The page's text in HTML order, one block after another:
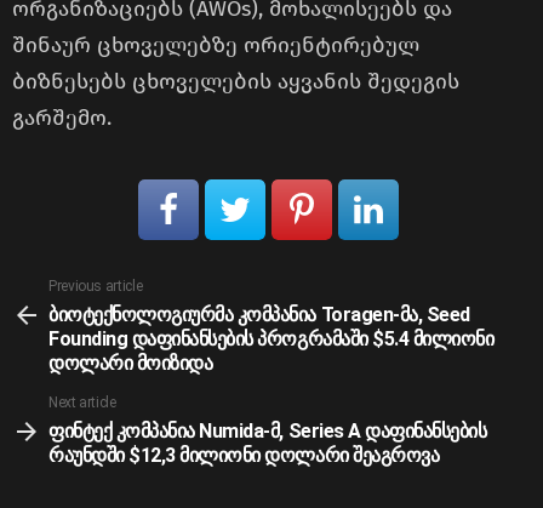
ორგანიზაციებს (AWOs), მოხალისეებს და
შინაურ ცხოველებზე ორიენტირებულ
ბიზნესებს ცხოველების აყვანის შედეგის
გარშემო.
more
Previous article
ბიოტექნოლოგიურმა კომპანია Toragen-მა, Seed
Founding დაფინანსების პროგრამაში $5.4 მილიონი
დოლარი მოიზიდა
Next article
ფინტექ კომპანია Numida-მ, Series A დაფინანსების
რაუნდში $12,3 მილიონი დოლარი შეაგროვა